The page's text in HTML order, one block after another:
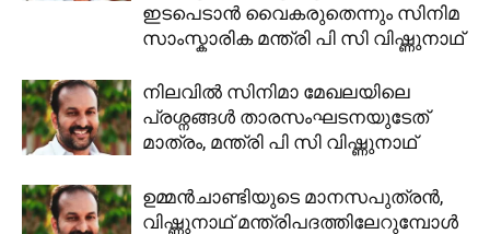
ഇടപെടാൻ വൈകരുതെന്നും സിനിമ
സാംസ്കാരിക മന്ത്രി പി സി വിഷ്ണുനാഥ്
നിലവിൽ സിനിമാ മേഖലയിലെ
പ്രശ്നങ്ങൾ താരസംഘടനയുടേത്
മാത്രം, മന്ത്രി പി സി വിഷ്ണുനാഥ്
ഉമ്മന്‍ചാണ്ടിയുടെ മാനസപുത്രന്‍,
വിഷ്ണുനാഥ് മന്ത്രിപദത്തിലേറുമ്പോള്‍